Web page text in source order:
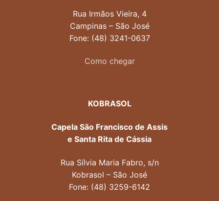
Rua Irmãos Vieira, 4
Campinas – São José
Fone: (48) 3241-0637
Como chegar
KOBRASOL
Capela São Francisco de Assis
e Santa Rita de Cássia
Rua Sílvia Maria Fabro, s/n
Kobrasol – São José
Fone: (48) 3259-6142